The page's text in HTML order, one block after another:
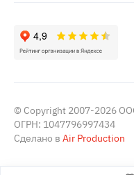
© Copyright 2007-2026
ОГРН: 1047796997434
Сделано в Air Production